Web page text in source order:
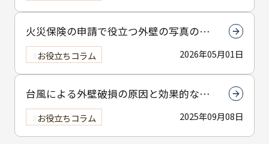
火災保険の申請で役立つ外壁の写真の撮
り方とは？撮影のコツを解説
2026年05月01日
お役立ちコラム
台風による外壁破損の原因と効果的な予
防策についてわかりやすく解説
2025年09月08日
お役立ちコラム